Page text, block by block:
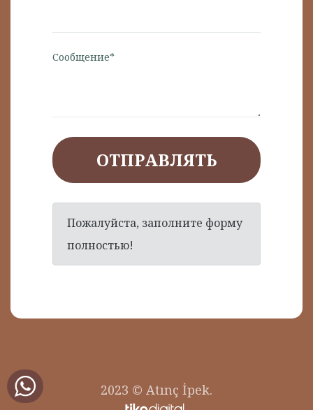
Сообщение*
ОТПРАВЛЯТЬ
Пожалуйста, заполните форму
полностью!
2023 © Atınç İpek.
WHATSAPP